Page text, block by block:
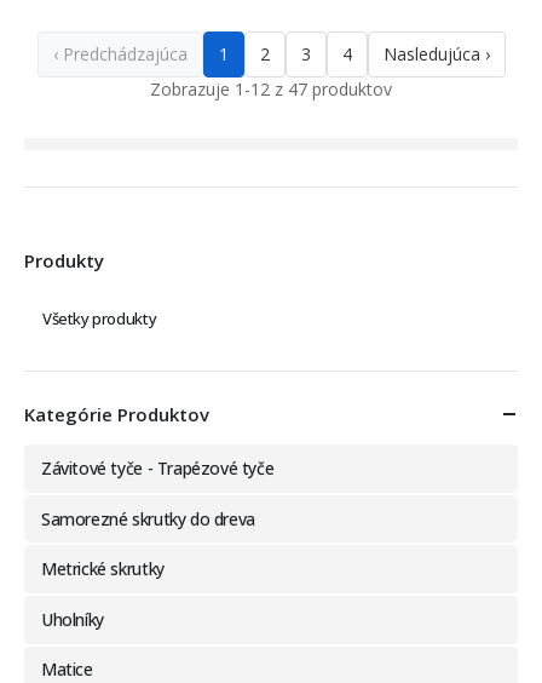
‹ Predchádzajúca 1 2 3 4
Nasledujúca ›
Zobrazuje 1-12 z 47 produktov
Produkty
Všetky produkty
Kategórie Produktov
Závitové tyče - Trapézové tyče
Samorezné skrutky do dreva
Metrické skrutky
Uholníky
Matice